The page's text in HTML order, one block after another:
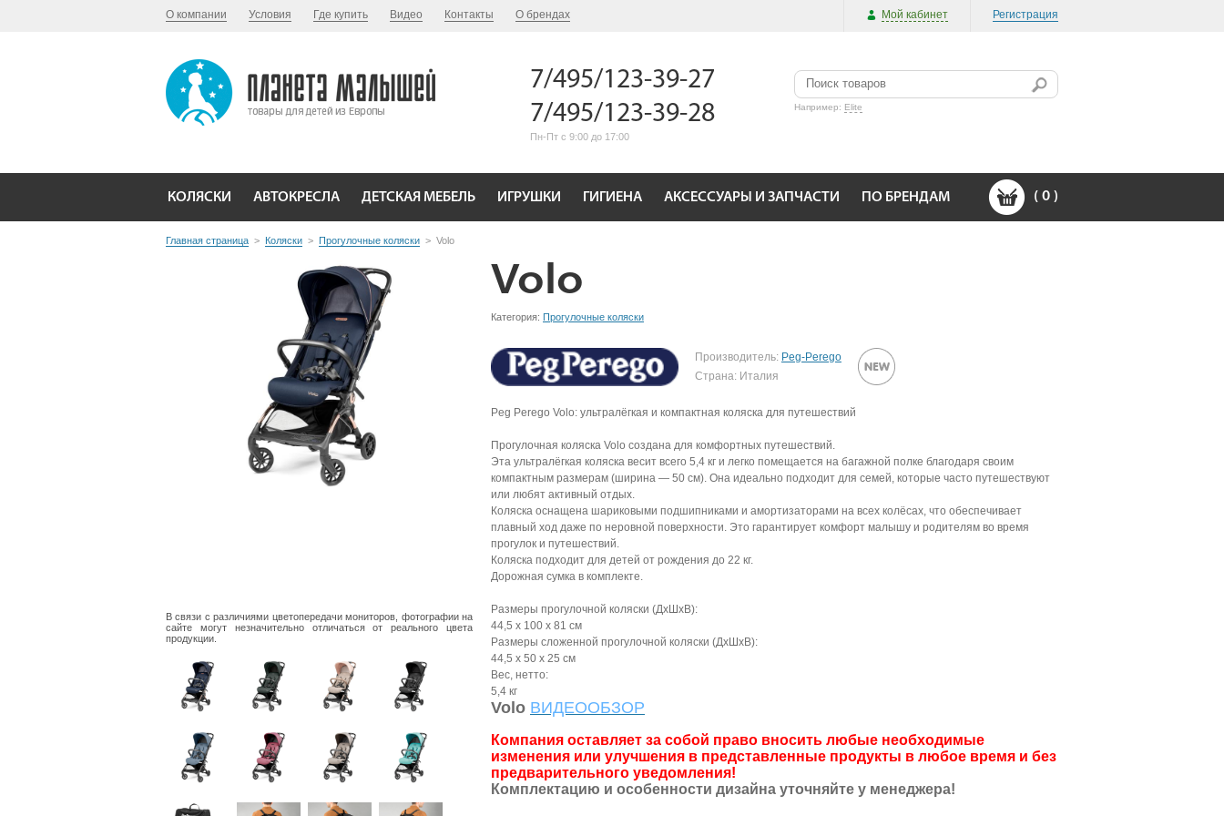
О компании Условия Где купить Видео Контакты О брендах Мой кабинет Регистрация
7/495/123-39-27
7/495/123-39-28
Пн-Пт с 9:00 до 17:00
Например: Elite
КОЛЯСКИ АВТОКРЕСЛА ДЕТСКАЯ МЕБЕЛЬ ИГРУШКИ ГИГИЕНА АКСЕССУАРЫ И ЗАПЧАСТИ ПО БРЕНДАМ ( 0 )
Главная страница > Коляски > Прогулочные коляски > Volo
В связи с различиями цветопередачи мониторов, фотографии на
сайте могут незначительно отличаться от реального цвета
продукции.
Volo
Категория: Прогулочные коляски
Производитель: Peg-Perego
Страна: Италия
Peg Perego Volo: ультралёгкая и компактная коляска для путешествий
Прогулочная коляска Volo создана для комфортных путешествий.
Эта ультралёгкая коляска весит всего 5,4 кг и легко помещается на багажной полке благодаря своим
компактным размерам (ширина — 50 см). Она идеально подходит для семей, которые часто путешествуют
или любят активный отдых.
Коляска оснащена шариковыми подшипниками и амортизаторами на всех колёсах, что обеспечивает
плавный ход даже по неровной поверхности. Это гарантирует комфорт малышу и родителям во время
прогулок и путешествий.
Коляска подходит для детей от рождения до 22 кг.
Дорожная сумка в комплекте.
Размеры прогулочной коляски (ДхШхВ):
44,5 x 100 x 81 см
Размеры сложенной прогулочной коляски (ДхШхВ):
44,5 x 50 x 25 см
Вес, нетто:
5,4 кг
Volo ВИДЕООБЗОР
Компания оставляет за собой право вносить любые необходимые
изменения или улучшения в представленные продукты в любое время и без
предварительного уведомления!
Комплектацию и особенности дизайна уточняйте у менеджера!